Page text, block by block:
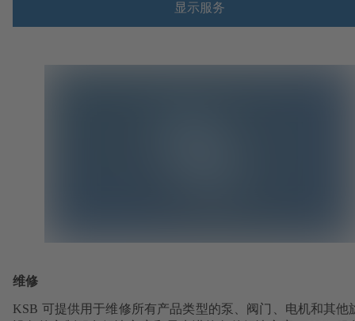
显示服务
维修
KSB 可提供用于维修所有产品类型的泵、阀门、电机和其他